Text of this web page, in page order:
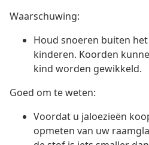
Waarschuwing:
Houd snoeren buiten
kinderen. Koorden
kind worden gewikkeld.
Goed om te weten:
Voordat u jaloezieën
opmeten van uw